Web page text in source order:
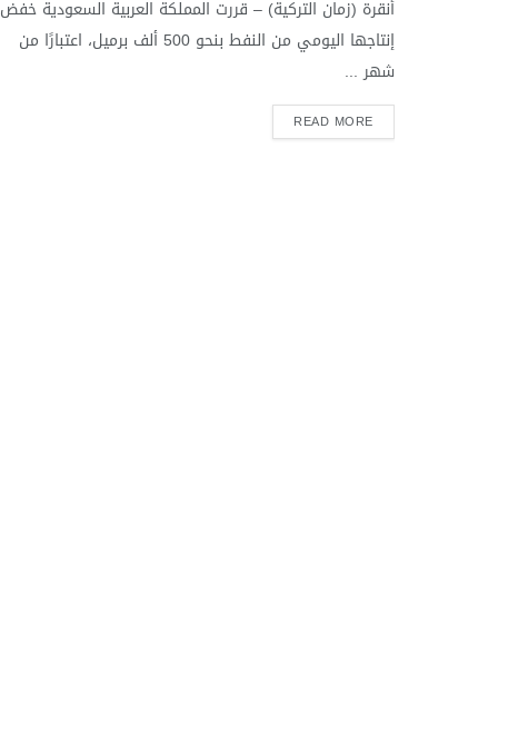
أنقرة (زمان التركية) – قررت المملكة العربية السعودية خفض
إنتاجها اليومي من النفط بنحو 500 ألف برميل، اعتبارًا من
شهر ...
READ MORE